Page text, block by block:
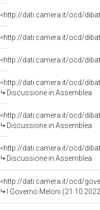
<http://dati.camera.it/ocd/
<http://dati.camera.it/ocd/
<http://dati.camera.it/ocd/
<http://dati.camera.it/ocd/
Discussione in Assemblea
<http://dati.camera.it/ocd/
Discussione in Assemblea
<http://dati.camera.it/ocd/
Discussione in Assemblea
<http://dati.camera.it/ocd/
I Governo Meloni